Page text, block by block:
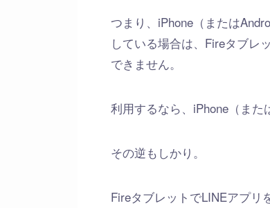
つまり、iPhone（または
している場合は、Fireタブレ
できません。
利用するなら、iPhone（また
その逆もしかり。
FireタブレットでLINEアプリ